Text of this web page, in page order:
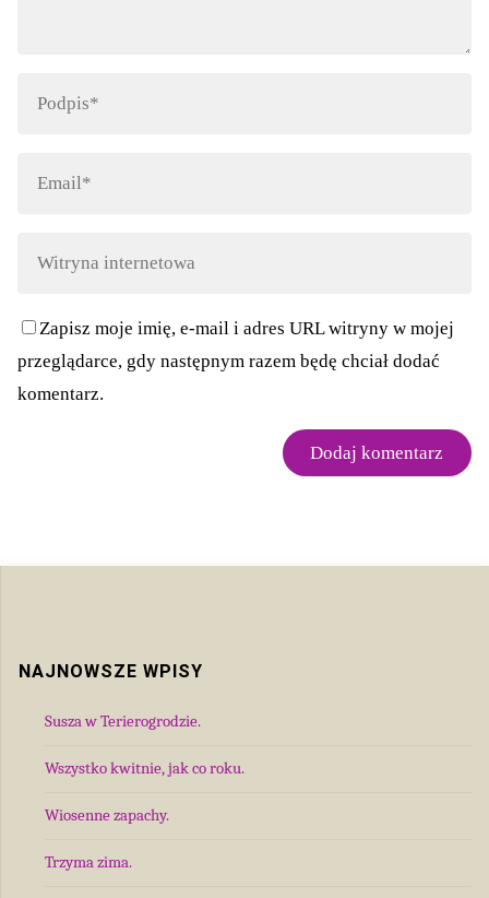
Zapisz moje imię, e-mail i adres URL witryny w mojej
przeglądarce, gdy następnym razem będę chciał dodać
komentarz.
NAJNOWSZE WPISY
Susza w Terierogrodzie.
Wszystko kwitnie, jak co roku.
Wiosenne zapachy.
Trzyma zima.